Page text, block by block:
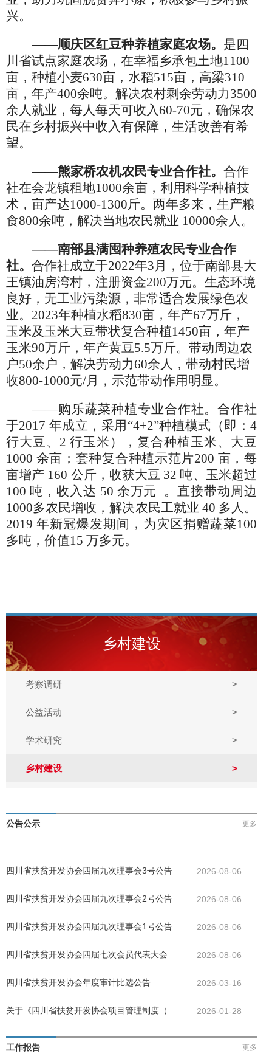
兴。
——顺庆区红豆种养植家庭农场。 是四
川省试点家庭农场，在幸福乡承包土地1100
亩，种植小麦630亩，水稻515亩，高梁310
亩，年产400余吨。解决农村剩余劳动力3500
余人就业，每人每天可收入60-70元，确保农
民在乡村振兴中收入有保障，生活改善有希
望。
——熊家桥农机农民专业合作社。 合作
社在会龙镇租地1000余亩，利用科学种植技
术，亩产达1000-1300斤。两年多来，生产粮
食800余吨，解决当地农民就业 10000余人。
——南部县满囤种养殖农民专业合作
社。 合作社成立于2022年3月，位于南部县大
王镇油房湾村，注册资金200万元。生态环境
良好，无工业污染源，非常适合发展绿色农
业。2023年种植水稻830亩，年产67万斤，
玉米及玉米大豆带状复合种植1450亩，年产
玉米90万斤，年产黄豆5.5万斤。带动周边农
户50余户，解决劳动力60余人，带动村民增
收800-1000元/月，示范带动作用明显。
——购乐蔬菜种植专业合作社。合作社
于2017 年成立 ， 采用 “4+2”种植模式 （即： 4
行大豆、2 行玉米 ）， 复合种植玉米、大豆
1000 余亩 ； 套种复合种植示范片200 亩，每
亩增产 160 公斤， 收获大豆 32 吨、玉米超过
100 吨，收入达 50 余万元 。 直接带动周边
1000多农民增收 ，解决农民工就业 40 多人 。
2019 年新冠爆发期间 ， 为灾区捐赠蔬菜100
多吨 ， 价值15 万多元。
乡村建设
考察调研 >
公益活动 >
学术研究 >
乡村建设 >
公告公示 更多
四川省扶贫开发协会四届九次理事会3号公告 2026-08-06
四川省扶贫开发协会四届九次理事会2号公告 2026-08-06
四川省扶贫开发协会四届九次理事会1号公告 2026-08-06
四川省扶贫开发协会四届七次会员代表大会公
2026-08-06
四川省扶贫开发协会年度审计比选公告 2026-03-16
关于《四川省扶贫开发协会项目管理制度（试
2026-01-28
工作报告 更多